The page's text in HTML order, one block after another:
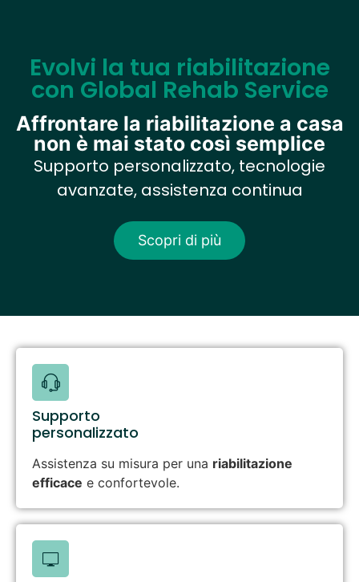
Evolvi la tua riabilitazione
con Global Rehab Service
Affrontare la riabilitazione a casa
non è mai stato così semplice
Supporto personalizzato, tecnologie
avanzate, assistenza continua
Scopri di più
Supporto
personalizzato
Assistenza su misura per una riabilitazione
efficace e confortevole.